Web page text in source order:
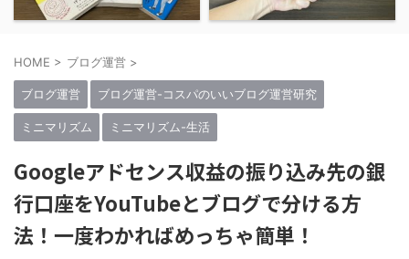
HOME > ブログ運営 >
ブログ運営 ブログ運営-コスパのいいブログ運営研究
ミニマリズム ミニマリズム-生活
Googleアドセンス収益の振り込み先の銀
行口座をYouTubeとブログで分ける方
法！一度わかればめっちゃ簡単！